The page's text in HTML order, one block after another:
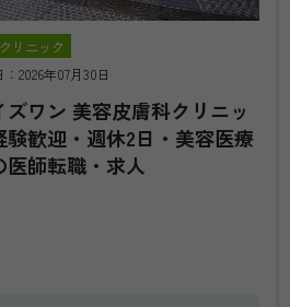
クリニック
2026年07月30日
ワン 美容皮膚科クリニッ
歓迎・週休2日・美容医療
師転職・求人